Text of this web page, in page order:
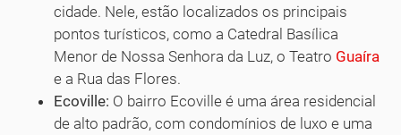
cidade. Nele, estão localizados os principais
pontos turísticos, como a Catedral Basílica
Menor de Nossa Senhora da Luz, o Teatro Guaíra
e a Rua das Flores.
Ecoville: O bairro Ecoville é uma área residencial
de alto padrão, com condomínios de luxo e uma